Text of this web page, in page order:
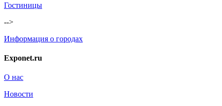
Гостиницы
-->
Информация о городах
Exponet.ru
О нас
Новости